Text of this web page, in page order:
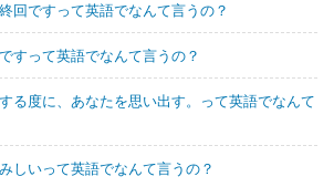
回ですって英語でなんて言うの？
すって英語でなんて言うの？
る度に、あなたを思い出す。って英語でなんて
しいって英語でなんて言うの？